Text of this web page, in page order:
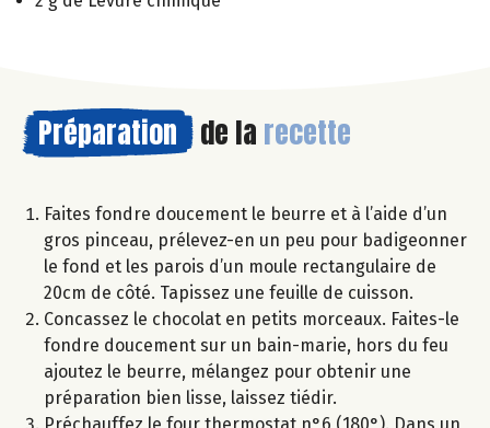
Préparation de la recette
Faites fondre doucement le beurre et à l’aide d’un
gros pinceau, prélevez-en un peu pour badigeonner
le fond et les parois d’un moule rectangulaire de
20cm de côté. Tapissez une feuille de cuisson.
Concassez le chocolat en petits morceaux. Faites-le
fondre doucement sur un bain-marie, hors du feu
ajoutez le beurre, mélangez pour obtenir une
préparation bien lisse, laissez tiédir.